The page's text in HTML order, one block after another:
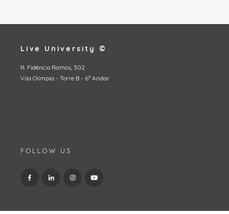
Live University ©
R. Fidêncio Ramos, 302
Vila Olimpia - Torre B - 6º Andar
FOLLOW US